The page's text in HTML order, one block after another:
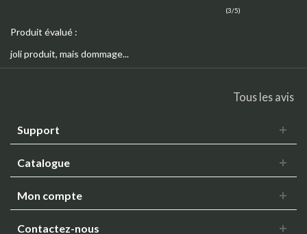
(3/5)
Produit évalué :
joli produit, mais dommage...
Tous les avis
Support
Catalogue
Mon compte
Contactez-nous